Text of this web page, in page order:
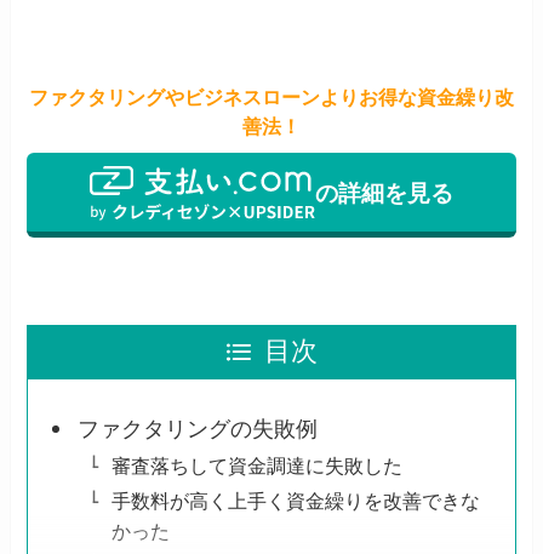
ファクタリングやビジネスローンよりお得な資金繰り改
善法！
の詳細を見る
目次
ファクタリングの失敗例
審査落ちして資金調達に失敗した
手数料が高く上手く資金繰りを改善できな
かった